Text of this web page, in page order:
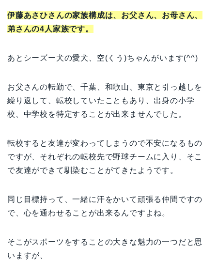
伊藤あさひさんの家族構成は、お父さん、お母さん、
弟さんの4人家族です。
あとシーズー犬の愛犬、空(くう)ちゃんがいます(^^)
お父さんの転勤で、千葉、和歌山、東京と引っ越しを
繰り返して、転校していたこともあり、出身の小学
校、中学校を特定することが出来ませんでした。
転校すると友達が変わってしまうので不安になるもの
ですが、それぞれの転校先で野球チームに入り、そこ
で友達ができて馴染むことがてきたようです。
同じ目標持って、一緒に汗をかいて頑張る仲間ですの
で、心を通わせることが出来るんですよね。
そこがスポーツをすることの大きな魅力の一つだと思
いますが、